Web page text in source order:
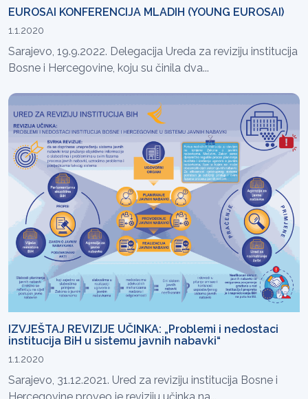
EUROSAI KONFERENCIJA MLADIH (YOUNG EUROSAI)
1.1.2020
Sarajevo, 19.9.2022. Delegacija Ureda za reviziju institucija
Bosne i Hercegovine, koju su činila dva...
IZVJEŠTAJ REVIZIJE UČINKA: „Problemi i nedostaci
institucija BiH u sistemu javnih nabavki“
1.1.2020
Sarajevo, 31.12.2021. Ured za reviziju institucija Bosne i